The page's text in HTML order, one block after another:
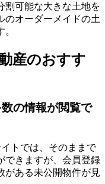
割可能な大きな土地を
のオーダーメイドの土
産のおすす
の情報が閲覧で
トでは、そのままで
できますが、会員登録
がある未公開物件が見